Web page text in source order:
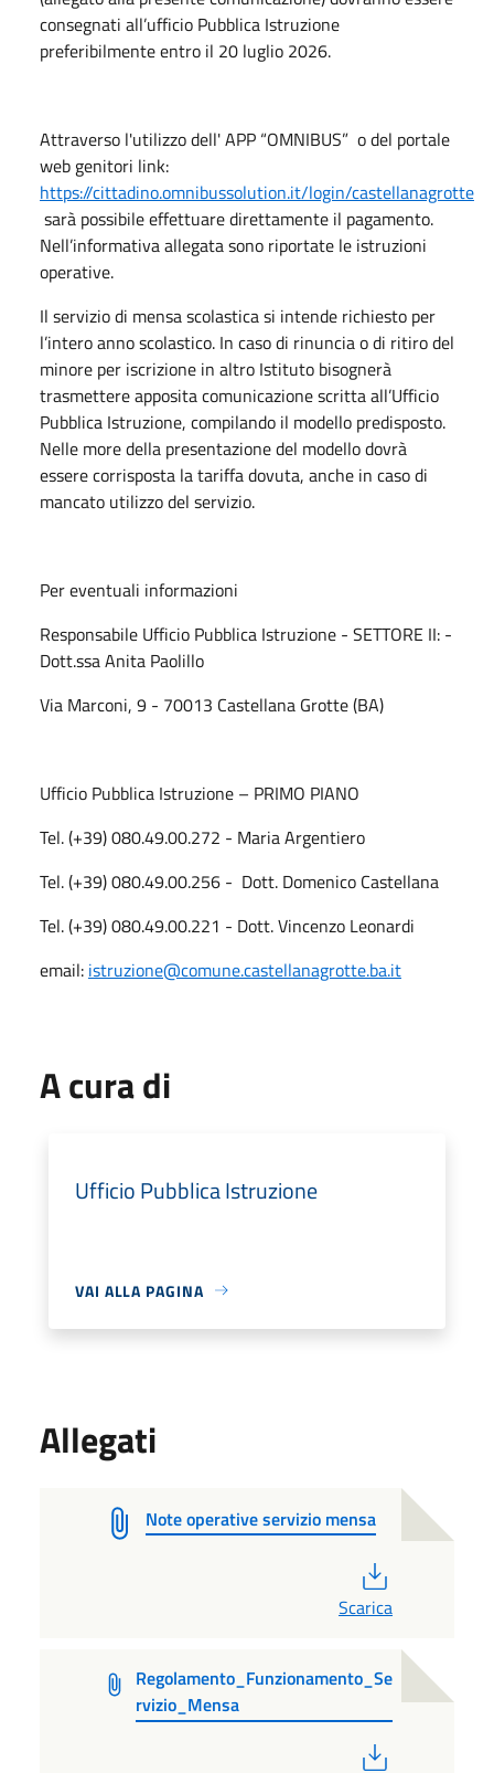
consegnati all’ufficio Pubblica Istruzione
preferibilmente entro il 20 luglio 2026.
Attraverso l'utilizzo dell' APP “OMNIBUS” o del portale
web genitori link:
https://cittadino.omnibussolution.it/login/castellanagrotte
sarà possibile effettuare direttamente il pagamento.
Nell’informativa allegata sono riportate le istruzioni
operative.
Il servizio di mensa scolastica si intende richiesto per
l’intero anno scolastico. In caso di rinuncia o di ritiro del
minore per iscrizione in altro Istituto bisognerà
trasmettere apposita comunicazione scritta all’Ufficio
Pubblica Istruzione, compilando il modello predisposto.
Nelle more della presentazione del modello dovrà
essere corrisposta la tariffa dovuta, anche in caso di
mancato utilizzo del servizio.
Per eventuali informazioni
Responsabile Ufficio Pubblica Istruzione - SETTORE II: -
Dott.ssa Anita Paolillo
Via Marconi, 9 - 70013 Castellana Grotte (BA)
Ufficio Pubblica Istruzione – PRIMO PIANO
Tel. (+39) 080.49.00.272 - Maria Argentiero
Tel. (+39) 080.49.00.256 - Dott. Domenico Castellana
Tel. (+39) 080.49.00.221 - Dott. Vincenzo Leonardi
email: istruzione@comune.castellanagrotte.ba.it
A cura di
Ufficio Pubblica Istruzione
VAI ALLA PAGINA
Allegati
Note operative servizio mensa
Scarica
Regolamento_Funzionamento_Se
rvizio_Mensa